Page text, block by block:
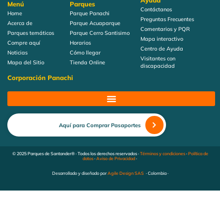
Menú
Home
Acerca de
Parques temáticos
Compre aquí
Noticias
Mapa del Sitio
Parques
Parque Panachi
Parque Acuaparque
Parque Cerro Santisimo
Horarios
Cómo llegar
Tienda Online
Contáctanos
Preguntas Frecuentes
Comentarios y PQR
Mapa interactivo
Centro de Ayuda
Visitantes con
discapacidad
Corporación Panachi
Aquí para Comprar Pasaportes
© 2025 Parques de Santander® · Todos los derechos reservados ·Términos y condiciones·Política de
datos·Aviso de Privacidad·
Desarrollado y diseñado porAgile Design SAS· Colombia ·